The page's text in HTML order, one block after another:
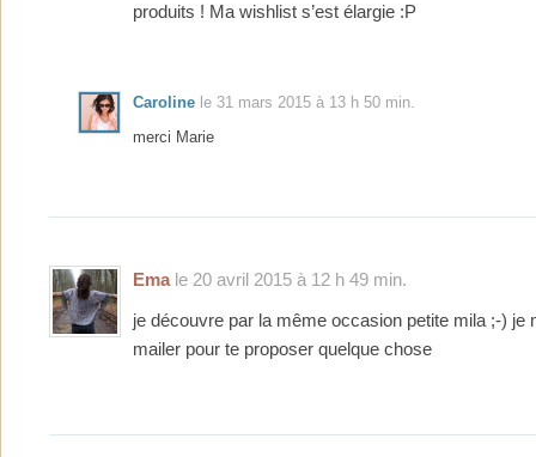
produits ! Ma wishlist s’est élargie :P
Caroline le 31 mars 2015 à 13 h 50 min.
merci Marie
Emale 20 avril 2015 à 12 h 49 min.
je découvre par la même occasion petite mila ;-) je
mailer pour te proposer quelque chose